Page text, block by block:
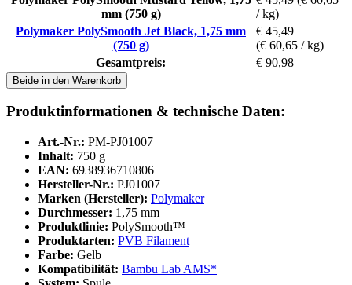
mm (750 g)
/ kg)
Polymaker PolySmooth Jet Black, 1,75 mm
(750 g)
€ 45,49
(€ 60,65 / kg)
Gesamtpreis:
€ 90,98
Beide in den Warenkorb
Produktinformationen & technische Daten:
Art.-Nr.: PM-PJ01007
Inhalt: 750 g
EAN: 6938936710806
Hersteller-Nr.: PJ01007
Marken (Hersteller): Polymaker
Durchmesser: 1,75 mm
Produktlinie: PolySmooth™
Produktarten: PVB Filament
Farbe: Gelb
Kompatibilität: Bambu Lab AMS*